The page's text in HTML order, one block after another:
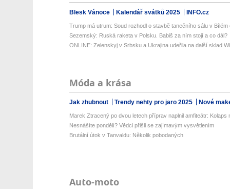
Blesk Vánoce Kalendář svátků 2025 INFO.cz
Trump má utrum: Soud rozhodl o stavbě tanečního sálu v Bílém
Sezemský: Ruská raketa v Polsku. Babiš za ním stojí a co dál?
ONLINE: Zelenskyj v Srbsku a Ukrajina udeřila na další sklad
Móda a krása
Jak zhubnout Trendy nehty pro jaro 2025 Nové
Marek Ztracený po dvou letech příprav naplnil amfiteátr: Kolaps
Nesnášíte pondělí? Vědci přišli se zajímavým vysvětlením
Brutální útok v Tanvaldu: Několik pobodaných
Auto-moto